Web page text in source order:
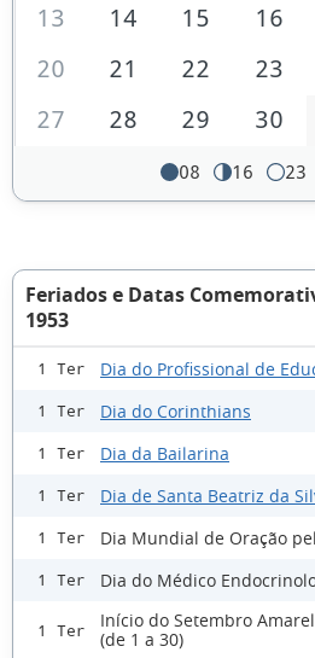
13
14 15 16
20
21 22 23
27
28 29 30
08 16 23
Feriados e Datas
1953
1 Ter Dia do Profissional de
1 Ter Dia do Corinthians
1 Ter Dia da Bailarina
1 Ter Dia de Santa Beatriz da
1 Ter Dia Mundial de Oração
1 Ter Dia do Médico
1 Ter
Início do Setembro
(de 1 a 30)